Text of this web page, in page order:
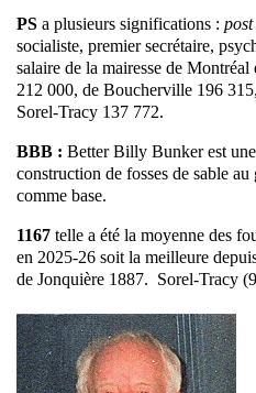
PS a plusieurs significations : post
socialiste, premier secrétaire,
salaire de la mairesse de
212 000, de Boucherville 196
Sorel-Tracy 137 772.
BBB : Better Billy Bunker est
construction de fosses de sable
comme base.
1167 telle a été la moyenne des
en 2025-26 soit la meilleure
de Jonquière 1887. Sorel-Tracy